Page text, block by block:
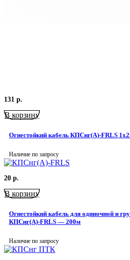
131 р.
В корзину
Огнестойкий кабель КПСнг(А)-FRLS
Наличие по запросу
20 р.
В корзину
Огнестойкий кабель для одиночной и
КПСнг(А)-FRLS — 200м
Наличие по запросу